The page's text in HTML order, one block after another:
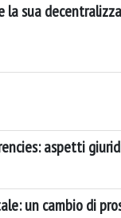
sua
aspetti
un cambio di